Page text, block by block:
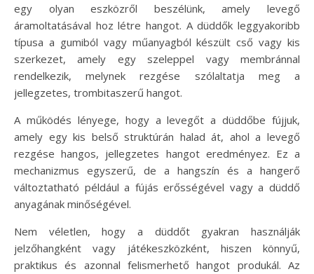
egy olyan eszközről beszélünk, amely levegő
áramoltatásával hoz létre hangot. A düddők leggyakoribb
típusa a gumiból vagy műanyagból készült cső vagy kis
szerkezet, amely egy szeleppel vagy membránnal
rendelkezik, melynek rezgése szólaltatja meg a
jellegzetes, trombitaszerű hangot.
A működés lényege, hogy a levegőt a düddőbe fújjuk,
amely egy kis belső struktúrán halad át, ahol a levegő
rezgése hangos, jellegzetes hangot eredményez. Ez a
mechanizmus egyszerű, de a hangszín és a hangerő
változtatható például a fújás erősségével vagy a düddő
anyagának minőségével.
Nem véletlen, hogy a düddőt gyakran használják
jelzőhangként vagy játékeszközként, hiszen könnyű,
praktikus és azonnal felismerhető hangot produkál. Az